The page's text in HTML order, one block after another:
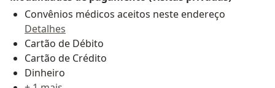
Convênios médicos aceitos neste endereço
Detalhes
Cartão de Débito
Cartão de Crédito
Dinheiro